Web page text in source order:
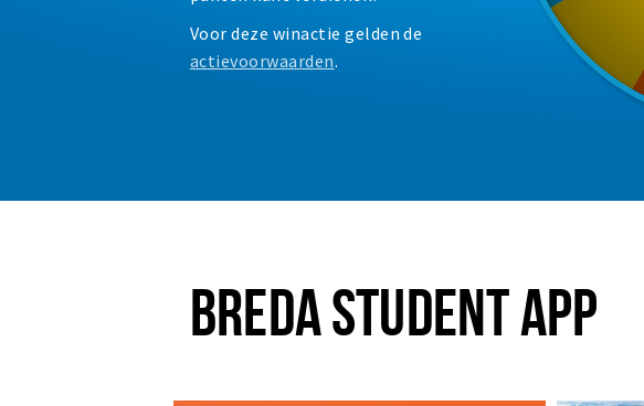
Voor deze winactie gelden de
actievoorwaarden.
BREDA STUDENT APP